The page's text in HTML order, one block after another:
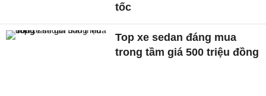
tốc
Top xe sedan đáng mua
trong tầm giá 500 triệu đồng